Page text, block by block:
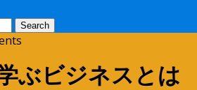
ぶビジネスとは